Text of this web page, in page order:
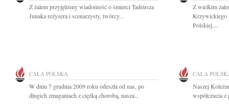
Z żalem przyjęliśmy wiadomość o śmierci Tadeusza
Junaka reżysera i scenarzysty, twórcy...
Z wielkim
Krzywickiego
Polskiej....
CAŁA POLSKA
W dniu 7 grudnia 2009 roku odeszła od nas, po
długich zmaganiach z ciężką chorobą, nasza...
CAŁA
Naszej
współczucia